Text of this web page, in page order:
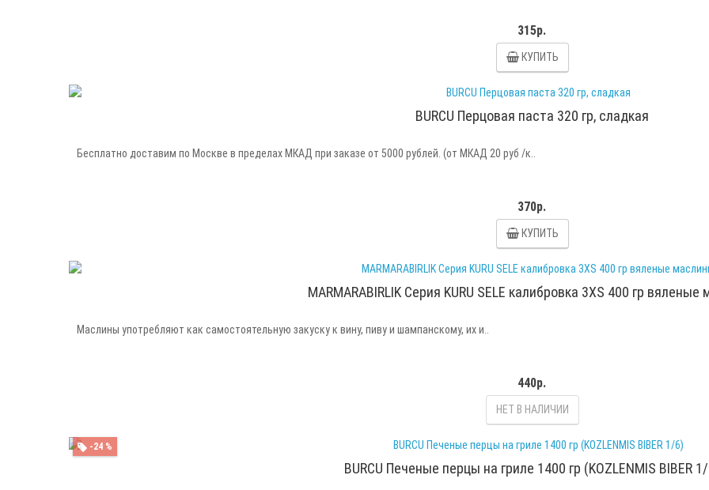
315р.
КУПИТЬ
BURCU Перцовая паста 320 гр, сладкая
Бесплатно доставим по Москве в пределах МКАД при заказе от 5000 рублей. (от МКАД 20 руб /к..
370р.
КУПИТЬ
MARMARABIRLIK Серия KURU SELE калибровка 3XS 400 гр
Маслины употребляют как самостоятельную закуску к вину, пиву и шампанскому, их и..
440р.
НЕТ В НАЛИЧИИ
-24 %
BURCU Печеные перцы на гриле 1400 гр (KOZLENMIS BIBER